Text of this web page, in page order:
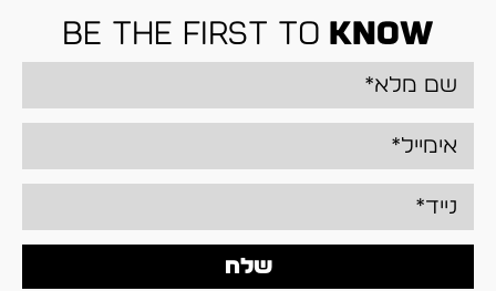
be the first to know
שלח